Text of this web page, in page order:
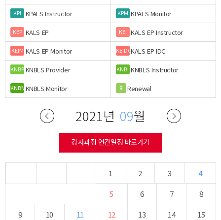
KPI KPALS Instructor KPM KPALS Monitor
KEP KALS EP KEI KALS EP Instructor
KEIM KALS EP Monitor KEIDCKALS EP IDC
KNBPKNBLS Provider KNBI KNBLS Instructor
KNBMKNBLS Monitor R Renewal
2021년 09월
강사과정 연간일정 바로가기
1 2 3
4
5
6 7
8
9
10 11 12 13 14
15